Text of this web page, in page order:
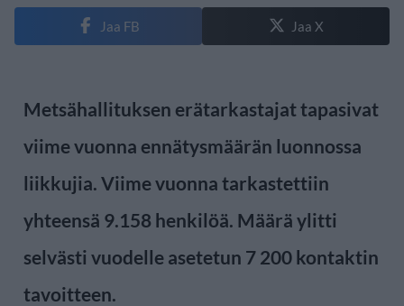
Jaa FB Jaa X
Metsähallituksen erätarkastajat tapasivat
viime vuonna ennätysmäärän luonnossa
liikkujia. Viime vuonna tarkastettiin
yhteensä 9.158 henkilöä. Määrä ylitti
selvästi vuodelle asetetun 7 200 kontaktin
tavoitteen.